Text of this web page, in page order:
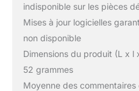
indisponible sur les pièces
Mises à jour logicielles
non disponible
Dimensions du produit (L x
52 grammes
Moyenne des